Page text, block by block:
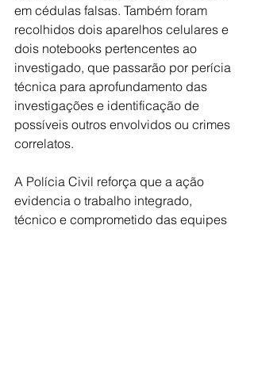
em cédulas falsas. Também foram
recolhidos dois aparelhos celulares e
dois notebooks pertencentes ao
investigado, que passarão por perícia
técnica para aprofundamento das
investigações e identificação de
possíveis outros envolvidos ou crimes
correlatos.
A Polícia Civil reforça que a ação
evidencia o trabalho integrado,
técnico e comprometido das equipes